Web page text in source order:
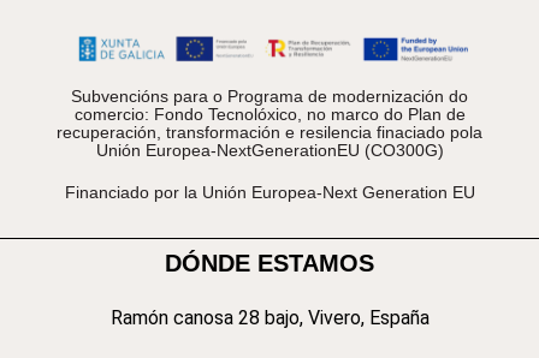
Subvencións para o Programa de modernización do
comercio: Fondo Tecnolóxico, no marco do Plan de
recuperación, transformación e resilencia finaciado pola
Unión Europea-NextGenerationEU (CO300G)
Financiado por la Unión Europea-Next Generation EU
DÓNDE ESTAMOS
Ramón canosa 28 bajo, Vivero, España